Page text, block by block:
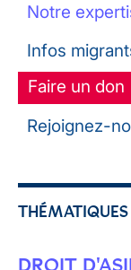
Notre
Infos
Faire un don
Rejoignez-
THÉMATIQUES
DROIT